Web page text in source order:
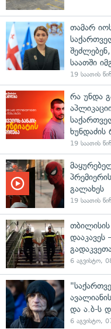
თამარ
საათში
19 საათის წინ
რა უნდა
ხუნდაძის
19 საათის წინ
გალახეს
19 საათის წინ
დააკავეს
6 აგვისტო,
და ა.ბ-ს
6 აგვისტო,